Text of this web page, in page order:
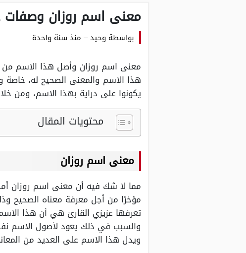
معنى اسم روزان وصفات
بواسطة وحيد– منذ سنة واحدة
معنى اسم روزان وأصل هذا الاسم من
هذا الاسم والمعنى الصحيح له،
يكونوا على دراية بهذا الاسم، ومن
محتويات المقال
معنى اسم روزان
مما لا شك فيه أن معنى اسم روزان
مؤخرًا من أجل معرفة معناه الصحيح
تعرفها عزيزي القارئ هي أن هذا الاسم
والسبب في ذلك يعود لأصول الاسم
ويدل هذا الاسم على العديد من